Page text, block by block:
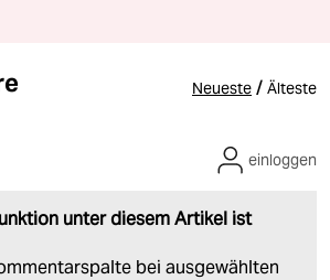
Neueste / Älteste
unter diesem Artikel ist
bei ausgewählten
einloggen